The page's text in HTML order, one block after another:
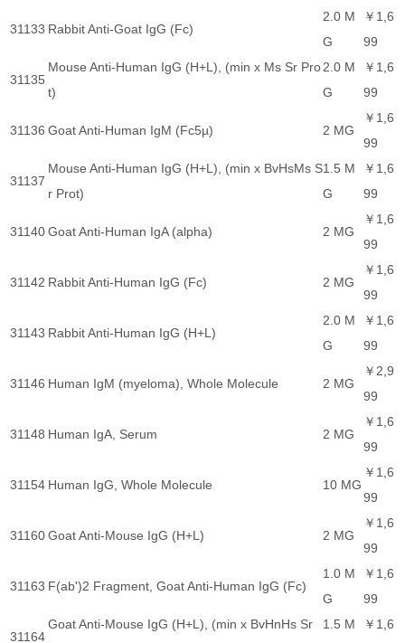
31133 Rabbit Anti-Goat IgG (Fc)
2.0 M
G
￥1,6
99
31135
Mouse Anti-Human IgG (H+L), (min x Ms Sr Pro
t)
2.0 M
G
￥1,6
99
31136 Goat Anti-Human IgM (Fc5µ) 2 MG
￥1,6
99
31137
Mouse Anti-Human IgG (H+L), (min x BvHsMs S
r Prot)
1.5 M
G
￥1,6
99
31140 Goat Anti-Human IgA (alpha) 2 MG
￥1,6
99
31142 Rabbit Anti-Human IgG (Fc) 2 MG
￥1,6
99
31143 Rabbit Anti-Human IgG (H+L)
2.0 M
G
￥1,6
99
31146 Human IgM (myeloma), Whole Molecule 2 MG
￥2,9
99
31148 Human IgA, Serum 2 MG
￥1,6
99
31154 Human IgG, Whole Molecule 10 MG
￥1,6
99
31160 Goat Anti-Mouse IgG (H+L) 2 MG
￥1,6
99
31163 F(ab')2 Fragment, Goat Anti-Human IgG (Fc)
1.0 M
G
￥1,6
99
31164
Goat Anti-Mouse IgG (H+L), (min x BvHnHs Sr
1.5 M
￥1,6